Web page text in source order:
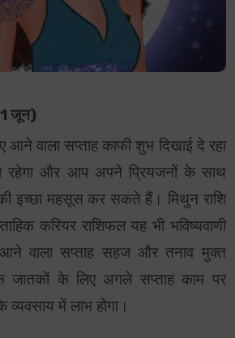
जून)
आने वाला सप्ताह काफी शुभ दिखाई दे रहा
और आप अपने प्रियजनों के साथ
की इच्छा महसूस कर सकते हैं। मिथुन राशि
करियर राशिफल यह भी भविष्यवाणी
वाला सप्ताह सहज और तनाव मुक्त
जातकों के लिए अगले सप्ताह काम पर
में लाभ होगा।